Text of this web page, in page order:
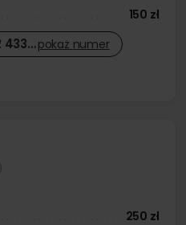
150 zł
433…pokaż numer
250 zł